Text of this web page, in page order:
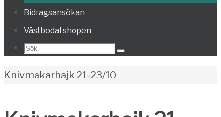
Bidragsansökan
Västbodal shopen
Search
Sök
Home
Knivmakarhajk 21-23/10